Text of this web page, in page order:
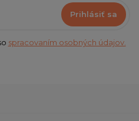
Prihlásiť sa
spracovaním osobných údajov.